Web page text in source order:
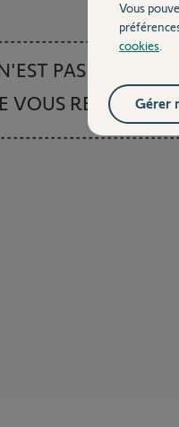
PAS CE
VOUS
Vous
cookies
Gérer